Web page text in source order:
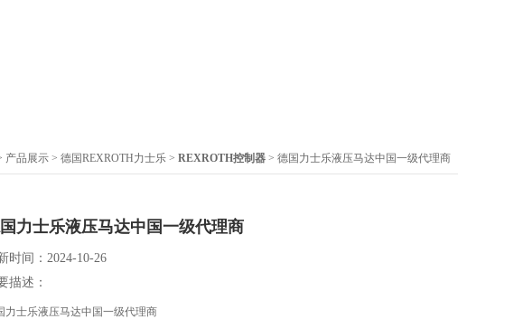
产品展示 > 德国REXROTH力士乐 > REXROTH控制器 > 德国力士乐液压马达中国一级代理商
力士乐液压马达中国一级代理商
时间：2024-10-26
描述：
力士乐液压马达中国一级代理商